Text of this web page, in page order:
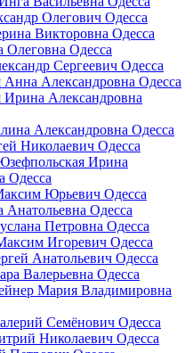
Олегович Одесса
Викторовна Одесса
Одесса
Сергеевич Одесса
Александровна Одесса
Александровна
Александровна Одесса
Николаевич Одесса
Ирина
Одесса
Юрьевич Одесса
Анатольевна Одесса
Петровна Одесса
Игоревич Одесса
Анатольевич Одесса
Валерьевна Одесса
Мария Владимировна
Семёнович Одесса
Николаевич Одесса